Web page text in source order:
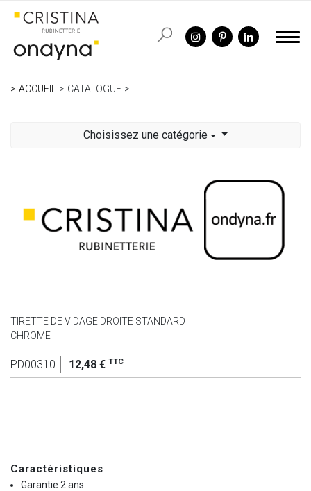
ACCUEIL CATALOGUE
Choisissez une catégorie
TIRETTE DE VIDAGE DROITE STANDARD
CHROME
PD00310 12,48 € TTC
Caractéristiques
Garantie 2 ans